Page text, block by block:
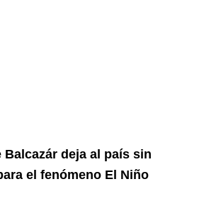
Balcazár deja al país sin
el fenómeno El Niño